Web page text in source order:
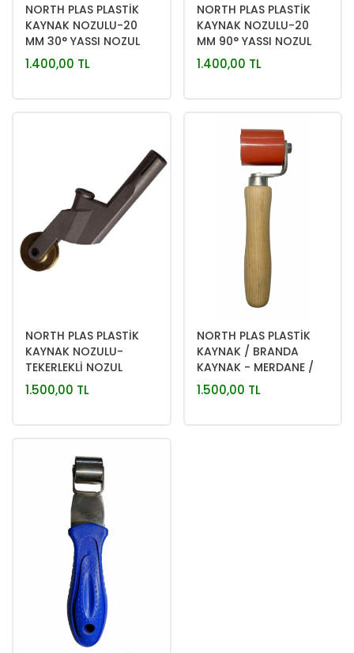
NORTH PLAS PLASTİK
KAYNAK NOZULU-20
MM 30° YASSI NOZUL
1.400,00 TL
NORTH PLAS PLASTİK
KAYNAK NOZULU-20
MM 90° YASSI NOZUL
1.400,00 TL
NORTH PLAS PLASTİK
KAYNAK NOZULU-
TEKERLEKLİ NOZUL
1.500,00 TL
NORTH PLAS PLASTİK
KAYNAK / BRANDA
KAYNAK - MERDANE /
SİLİNDİR
1.500,00 TL